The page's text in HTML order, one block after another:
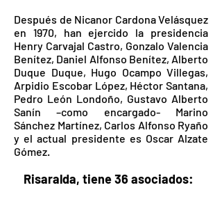
Después de Nicanor Cardona Velásquez
en 1970, han ejercido la presidencia
Henry Carvajal Castro, Gonzalo Valencia
Benítez, Daniel Alfonso Benítez, Alberto
Duque Duque, Hugo Ocampo Villegas,
Arpidio Escobar López, Héctor Santana,
Pedro León Londoño, Gustavo Alberto
Sanín –como encargado- Marino
Sánchez Martínez, Carlos Alfonso Ryaño
y el actual presidente es Oscar Alzate
Gómez.
Risaralda, tiene 36 asociados: